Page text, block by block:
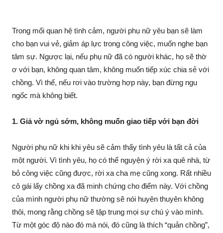
Trong mối quan hệ tình cảm, người phụ nữ yêu bạn sẽ làm
cho bạn vui vẻ, giảm áp lực trong công việc, muốn nghe bạn
tâm sự. Ngược lại, nếu phụ nữ đã có người khác, họ sẽ thờ
ơ với bạn, không quan tâm, không muốn tiếp xúc chia sẻ với
chồng. Vì thế, nếu rơi vào trường hợp này, bạn đừng ngu
ngốc mà không biết.
1. Giả vờ ngủ sớm, không muốn giao tiếp với bạn đời
Người phụ nữ khi khi yêu sẽ cảm thấy tình yêu là tất cả của
một người. Vì tình yêu, họ có thể nguyện ý rời xa quê nhà, từ
bỏ công việc cũng được, rời xa cha mẹ cũng xong. Rất nhiều
cô gái lấy chồng xa đã minh chứng cho điểm này. Với chồng
của mình người phụ nữ thường sẽ nói huyên thuyên không
thôi, mong rằng chồng sẽ tập trung mọi sự chú ý vào mình.
Từ một góc độ nào đó mà nói, đó cũng là thích “quản chồng”,